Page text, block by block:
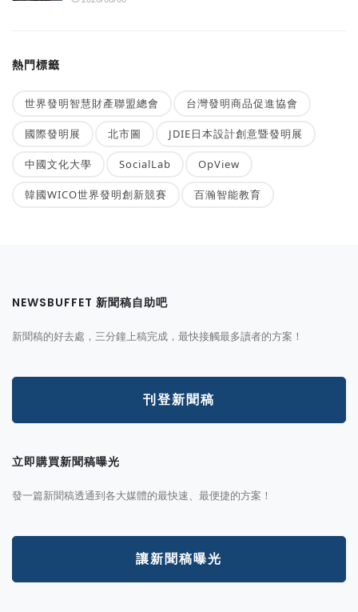
熱門標籤
世界發明智慧財產聯盟總會 台灣發明商品促進協會
國際發明展 北市圖 JDIE日本設計創意暨發明展
中國文化大學 SocialLab OpView
韓國WICO世界發明創新競賽 百瀚智能教育
NEWSBUFFET 新聞稿自助吧
新聞稿的好去處，三分鐘上稿完成，最快接觸最多讀者的方案！
刊登新聞稿
立即購買新聞稿曝光
發一篇新聞稿透通到各大媒體的最快速、最便捷的方案！
讓新聞稿曝光